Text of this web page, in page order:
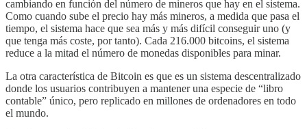
cambiando en función del número de mineros que hay en el sistema.
Como cuando sube el precio hay más mineros, a medida que pasa el
tiempo, el sistema hace que sea más y más difícil conseguir uno (y
que tenga más coste, por tanto). Cada 216.000 bitcoins, el sistema
reduce a la mitad el número de monedas disponibles para minar.
La otra característica de Bitcoin es que es un sistema descentralizado
donde los usuarios contribuyen a mantener una especie de “libro
contable” único, pero replicado en millones de ordenadores en todo
el mundo.